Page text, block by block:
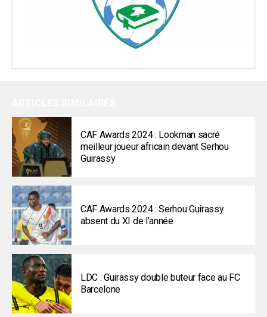
CAF Awards 2024 : Lookman sacré
meilleur joueur africain devant Serhou
Guirassy
CAF Awards 2024 : Serhou Guirassy
absent du XI de l’année
LDC : Guirassy double buteur face au FC
Barcelone